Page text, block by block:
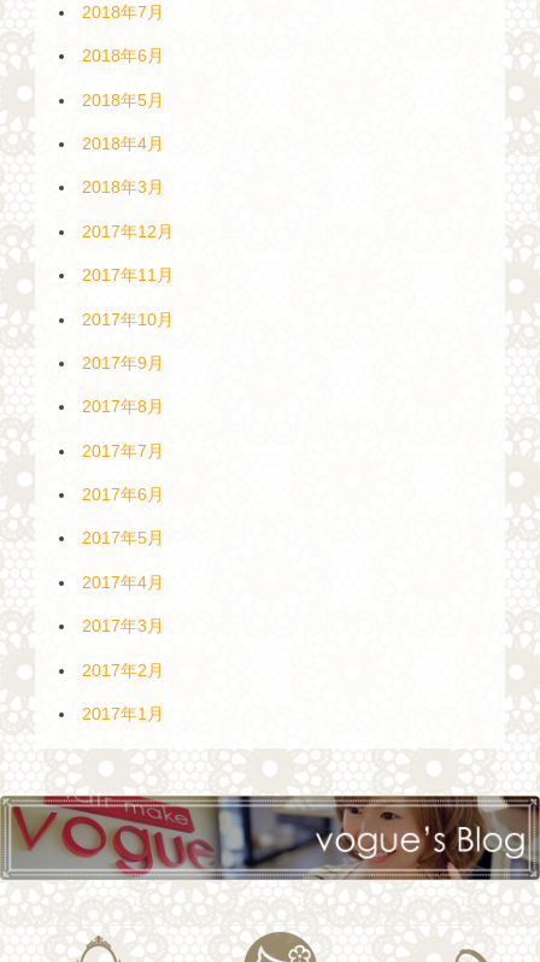
2018年7月
2018年6月
2018年5月
2018年4月
2018年3月
2017年12月
2017年11月
2017年10月
2017年9月
2017年8月
2017年7月
2017年6月
2017年5月
2017年4月
2017年3月
2017年2月
2017年1月